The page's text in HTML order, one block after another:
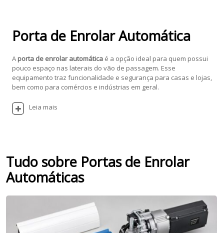
Porta de Enrolar Automática
A porta de enrolar automáticaé a opção ideal para quem possui
pouco espaço nas laterais do vão de passagem. Esse
equipamento traz funcionalidade e segurança para casas e lojas,
bem como para comércios e indústrias em geral.
Leia mais
Tudo sobre Portas de Enrolar
Automáticas